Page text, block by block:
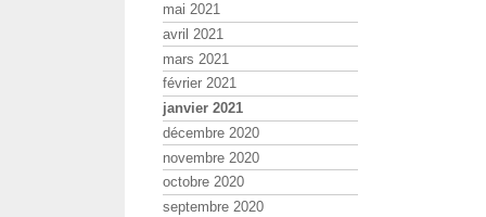
mai 2021
avril 2021
mars 2021
février 2021
janvier 2021
décembre 2020
novembre 2020
octobre 2020
septembre 2020